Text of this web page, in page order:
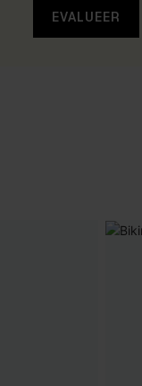
EVALUEER